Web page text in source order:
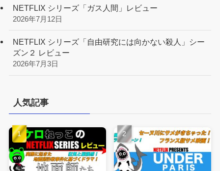
NETFLIX シリーズ「ガス人間」レビュー
2026年7月12日
NETFLIX シリーズ「自由研究には向かない殺人」シー
ズン２ レビュー
2026年7月3日
人気記事